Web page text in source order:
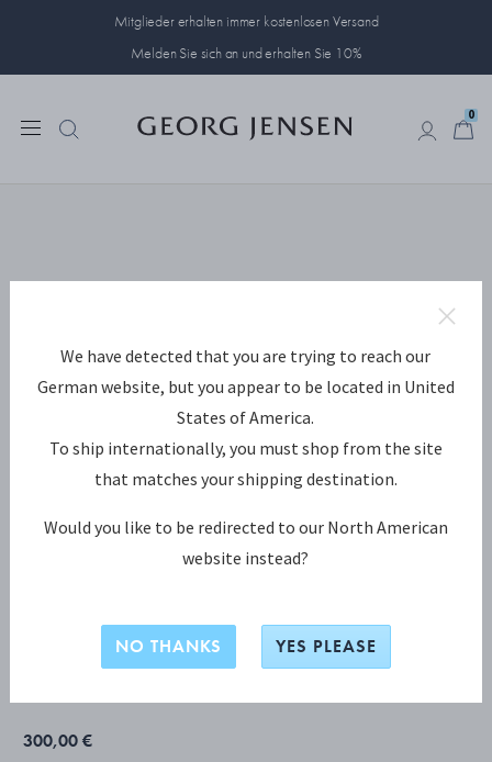
Mitglieder erhalten immer kostenlosen Versand
Melden Sie sich an und erhalten Sie 10%
0
COPENHAGEN KOLLEKTION
011, 012, 017, 033)
300,00 €
We have detected that you are trying to reach our
German website, but you appear to be located in United
States of America.
To ship internationally, you must shop from the site
that matches your shipping destination.
Would you like to be redirected to our North American
website instead?
NO THANKS YES PLEASE